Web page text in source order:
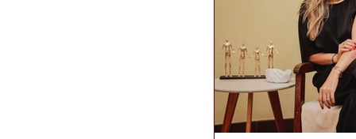
aprenderam que